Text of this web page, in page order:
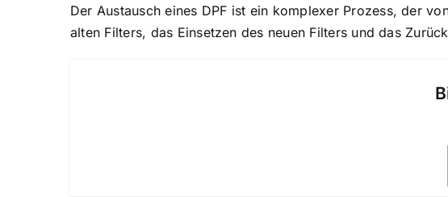
Der Austausch eines DPF ist ein komplexer Prozess, der
alten Filters, das Einsetzen des neuen Filters und das